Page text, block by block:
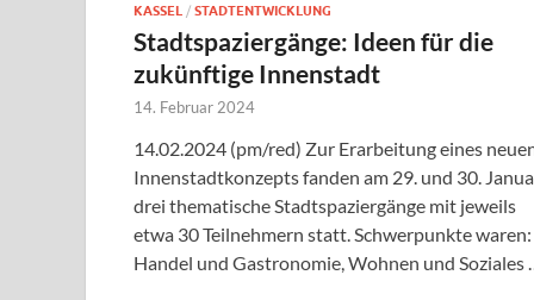
KASSEL / STADTENTWICKLUNG
Stadtspaziergänge: Ideen für die
zukünftige Innenstadt
14. Februar 2024
14.02.2024 (pm/red) Zur Erarbeitung eines
Innenstadtkonzepts fanden am 29. und 30.
drei thematische Stadtspaziergänge mit jeweils
etwa 30 Teilnehmern statt. Schwerpunkte waren:
Handel und Gastronomie, Wohnen und Soziales …